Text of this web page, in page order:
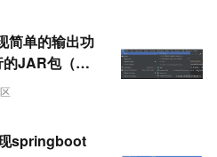
简单的输出功
JAR包（详
springboot